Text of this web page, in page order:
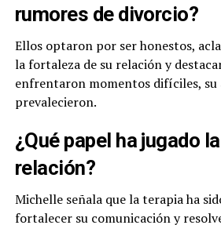
rumores de divorcio?
Ellos optaron por ser honestos,
la fortaleza de su relación y
enfrentaron momentos difíciles, su
prevalecieron.
¿Qué papel ha jugado
relación?
Michelle señala que la terapia ha
fortalecer su comunicación y